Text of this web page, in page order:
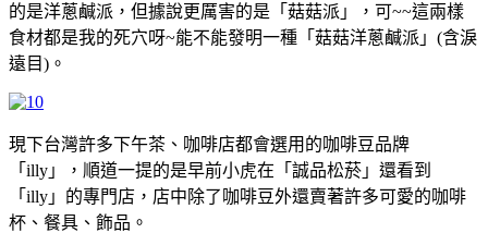
的是洋蔥鹹派，但據說更厲害的是「菇菇派」，可~~這兩樣
食材都是我的死穴呀~能不能發明一種「菇菇洋蔥鹹派」(含淚
遠目)。
現下台灣許多下午茶、咖啡店都會選用的咖啡豆品牌
「illy」，順道一提的是早前小虎在「誠品松菸」還看到
「illy」的專門店，店中除了咖啡豆外還賣著許多可愛的咖啡
杯、餐具、飾品。